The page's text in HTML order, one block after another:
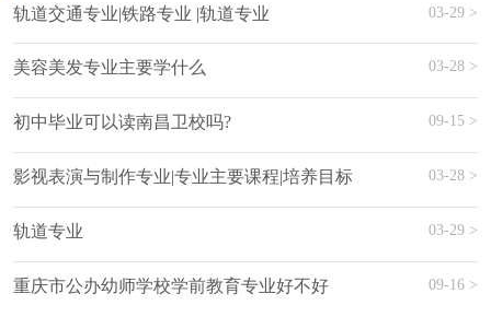
轨道交通专业|铁路专业 |轨道专业 03-29 >
美容美发专业主要学什么 03-28 >
初中毕业可以读南昌卫校吗? 09-15 >
影视表演与制作专业|专业主要课程|培养目标 03-28 >
轨道专业 03-29 >
重庆市公办幼师学校学前教育专业好不好 09-16 >